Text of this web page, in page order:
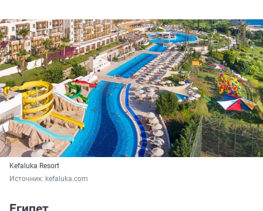
Kefaluka Resort
Источник: kefaluka.com